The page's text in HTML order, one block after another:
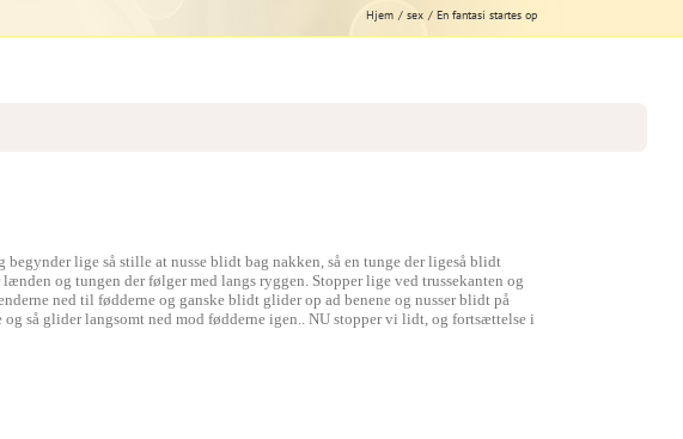
Hjem sex En fantasi startes op
lige så stille at nusse blidt bag nakken, så en tunge der ligeså blidt
og tungen der følger med langs ryggen. Stopper lige ved trussekanten og
ned til fødderne og ganske blidt glider op ad benene og nusser blidt på
så glider langsomt ned mod fødderne igen.. NU stopper vi lidt, og fortsættelse i